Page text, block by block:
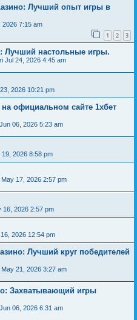
Лучший опыт игры в
2026 7:15 am
1 2 3
Лучший настольные игры.
Jul 24, 2026 4:45 am
2026 10:21 pm
официальном сайте 1хбет
06, 2026 5:23 am
2026 8:58 pm
May 17, 2026 2:57 pm
16, 2026 2:57 pm
2026 12:54 pm
Лучший круг победителей
21, 2026 3:27 am
Захватывающий игры
06, 2026 6:31 am